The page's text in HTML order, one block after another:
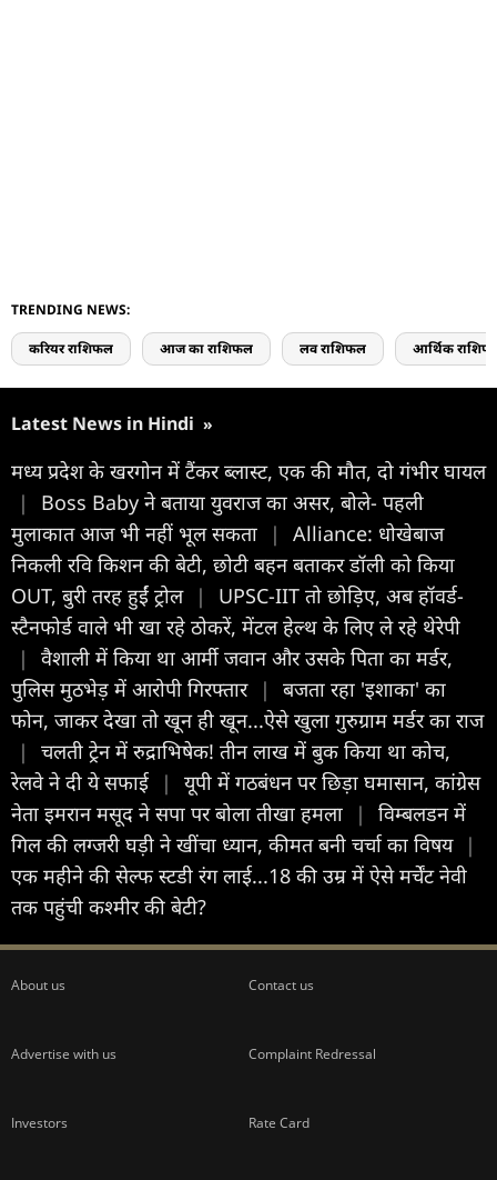
TRENDING NEWS:
करियर राशिफल आज का राशिफल लव राशिफल आर्थिक
Latest News in Hindi »
मध्य प्रदेश के खरगोन में टैंकर ब्लास्ट, एक की मौत, दो गंभीर घायल
|
Boss Baby ने बताया युवराज का असर, बोले- पहली
मुलाकात आज भी नहीं भूल सकता
|
Alliance: धोखेबाज
निकली रवि किशन की बेटी, छोटी बहन बताकर डॉली को किया
OUT, बुरी तरह हुईं ट्रोल |
UPSC-IIT तो छोड़िए, अब हॉवर्ड-
स्टैनफोर्ड वाले भी खा रहे ठोकरें, मेंटल हेल्थ के ल‍िए ले रहे थेरेपी
|
वैशाली में किया था आर्मी जवान और उसके पिता का मर्डर,
पुलिस मुठभेड़ में आरोपी गिरफ्तार |
बजता रहा 'इशाका' का
फोन, जाकर देखा तो खून ही खून...ऐसे खुला गुरुग्राम मर्डर का राज
|
चलती ट्रेन में रुद्राभिषेक! तीन लाख में बुक किया था कोच,
रेलवे ने दी ये सफाई
|
यूपी में गठबंधन पर छिड़ा घमासान, कांग्रेस
नेता इमरान मसूद ने सपा पर बोला तीखा हमला
|
विम्बलडन में
गिल की लग्जरी घड़ी ने खींचा ध्यान, कीमत बनी चर्चा का विषय |
एक महीने की सेल्फ स्टडी रंग लाई...18 की उम्र में ऐसे मर्चेंट नेवी
तक पहुंची कश्मीर की बेटी?
About us Contact us
Advertise with us Complaint Redressal
Investors Rate Card